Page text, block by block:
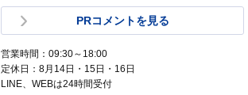
PRコメントを見る
営業時間：09:30～18:00
定休日：8月14日・15日・16日
LINE、WEBは24時間受付